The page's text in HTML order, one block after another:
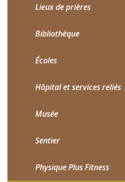
Lieux de prières
Bibliothèque
Écoles
Hôpital et services reliés
Musée
Sentier
Physique Plus Fitness